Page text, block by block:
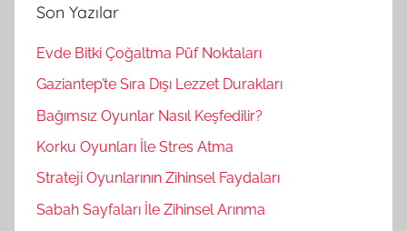
a
Son Yazılar
Evde Bitki Çoğaltma Püf Noktaları
Gaziantep’te Sıra Dışı Lezzet Durakları
Bağımsız Oyunlar Nasıl Keşfedilir?
Korku Oyunları İle Stres Atma
Strateji Oyunlarının Zihinsel Faydaları
Sabah Sayfaları İle Zihinsel Arınma